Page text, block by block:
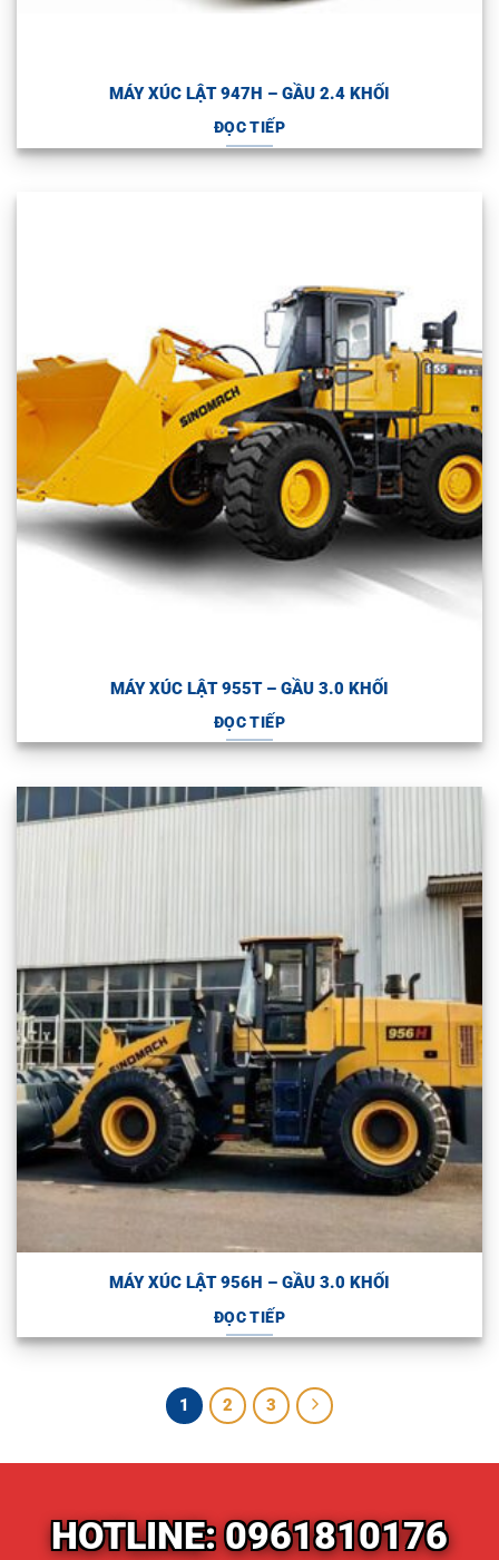
MÁY XÚC LẬT 947H – GẦU 2.4 KHỐI
ĐỌC TIẾP
MÁY XÚC LẬT 955T – GẦU 3.0 KHỐI
ĐỌC TIẾP
MÁY XÚC LẬT 956H – GẦU 3.0 KHỐI
ĐỌC TIẾP
1 2 3
HOTLINE: 0961810176